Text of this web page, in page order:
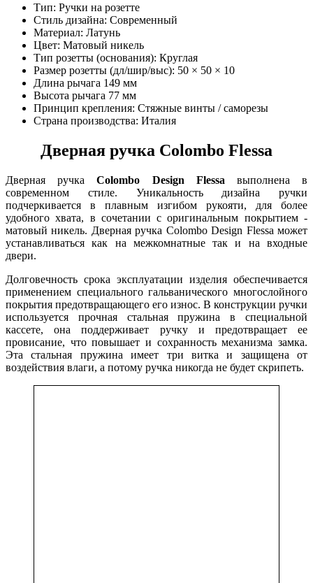
Тип: Ручки на розетте
Стиль дизайна: Современный
Материал: Латунь
Цвет: Матовый никель
Тип розетты (основания): Круглая
Размер розетты (дл/шир/выс): 50 × 50 × 10
Длина рычага 149 мм
Высота рычага 77 мм
Принцип крепления: Стяжные винты / саморезы
Страна производства: Италия
Дверная ручка Colombo Flessa
Дверная ручкаColombo Design Flessa выполнена в
современном стиле. Уникальность дизайна ручки
подчеркивается в плавным изгибом рукояти, для более
удобного хвата, в сочетании с оригинальным покрытием -
матовый никель. Дверная ручка Colombo Design Flessa может
устанавливаться как на межкомнатные так и на входные
двери.
Долговечность срока эксплуатации изделия обеспечивается
применением специального гальванического многослойного
покрытия предотвращающего его износ. В конструкции ручки
используется прочная стальная пружина в специальной
кассете, она поддерживает ручку и предотвращает ее
провисание, что повышает и сохранность механизма замка.
Эта стальная пружина имеет три витка и защищена от
воздействия влаги, а потому ручка никогда не будет скрипеть.